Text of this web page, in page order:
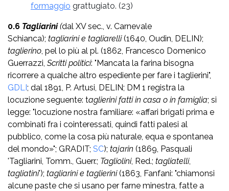
formaggio grattugiato. (23)
0.6 Tagliarini(dal XV sec., v. Carnevale
Schianca); tagliarini e tagliarelli(1640, Oudin, DELIN);
taglierino, pel lo più al pl. (1862, Francesco Domenico
Guerrazzi, Scritti politici: "Mancata la farina bisogna
ricorrere a qual­che altro espediente per fare i taglierini",
GDLI; dal 1891, P. Artusi, DELIN; DM 1 registra la
locuzione seguente: taglierini fatti in casa o in famiglia; si
legge: "locuzione nostra familiare: «affari brigati prima e
combinati fra i cointeressati, quindi fatti palesi al
pubblico, come la cosa più naturale, equa e spontanea
del mondo»"; GRADIT; SC); tajarin (1869, Pasquali
'Tagliarini, Tomm., Guerr.; Tagliolini, Red.; tagliatelli,
tagliatini'); tagliarini e taglierini(1863, Fanfani: "chiamonsi
alcune paste che si usano per farne minestra, fatte a